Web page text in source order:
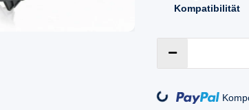
Kompatibilität
Loading...